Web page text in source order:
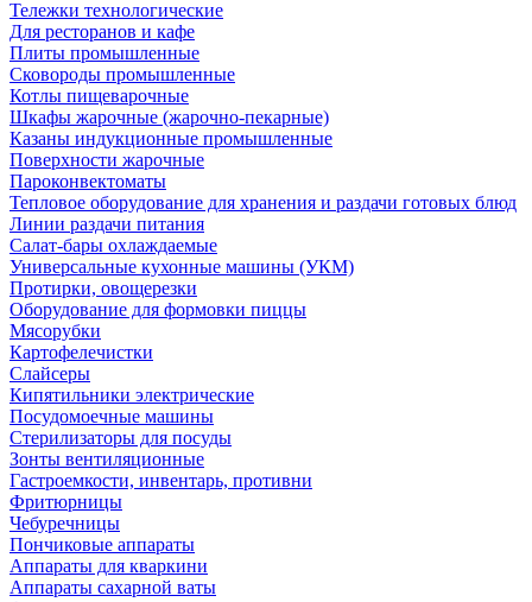
Тележки технологические
Для ресторанов и кафе
Плиты промышленные
Сковороды промышленные
Котлы пищеварочные
Шкафы жарочные (жарочно-пекарные)
Казаны индукционные промышленные
Поверхности жарочные
Пароконвектоматы
Тепловое оборудование для хранения и раздачи готовых блюд
Линии раздачи питания
Салат-бары охлаждаемые
Универсальные кухонные машины (УКМ)
Протирки, овощерезки
Оборудование для формовки пиццы
Мясорубки
Картофелечистки
Слайсеры
Кипятильники электрические
Посудомоечные машины
Стерилизаторы для посуды
Зонты вентиляционные
Гастроемкости, инвентарь, противни
Фритюрницы
Чебуречницы
Пончиковые аппараты
Аппараты для кваркини
Аппараты сахарной ваты